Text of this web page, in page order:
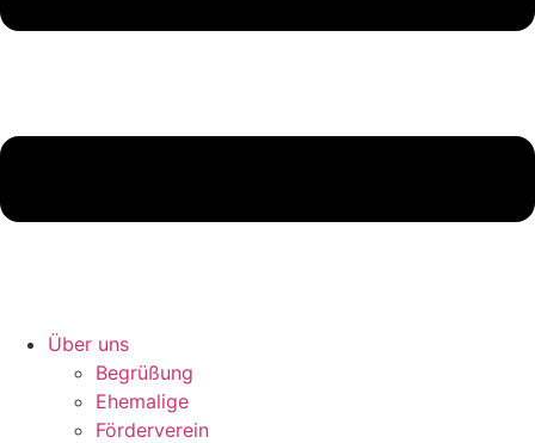
Über uns
Begrüßung
Ehemalige
Förderverein